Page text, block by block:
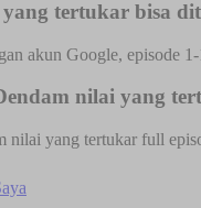
tertukar bisa
akun Google, episode
nilai yang
nilai yang tertukar full